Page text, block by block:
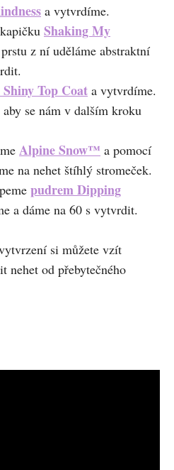
a vytvrdíme.
Shaking My
z ní uděláme abstraktní
Shiny Top Coat a vytvrdíme.
se nám v dalším kroku
Alpine Snow™ a pomocí
na nehet štíhlý stromeček.
pudrem Dipping
a dáme na 60 s vytvrdit.
si můžete vzít
nehet od přebytečného